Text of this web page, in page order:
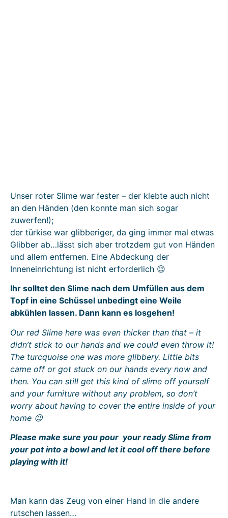
Unser roter Slime war fester – der klebte auch nicht
an den Händen (den konnte man sich sogar
zuwerfen!);
der türkise war glibberiger, da ging immer mal etwas
Glibber ab…lässt sich aber trotzdem gut von Händen
und allem entfernen. Eine Abdeckung der
Inneneinrichtung ist nicht erforderlich 😉
Ihr solltet den Slime nach dem Umfüllen aus dem
Topf in eine Schüssel unbedingt eine Weile
abkühlen lassen. Dann kann es losgehen!
Our red Slime here was even thicker than that – it
didn’t stick to our hands and we could even throw it!
The turcquoise one was more glibbery. Little bits
came off or got stuck on our hands every now and
then. You can still get this kind of slime off yourself
and your furniture without any problem, so don’t
worry about having to cover the entire inside of your
home 😉
Please make sure you pour your ready Slime from
your pot into a bowl and let it cool off there before
playing with it!
Man kann das Zeug von einer Hand in die andere
rutschen lassen…